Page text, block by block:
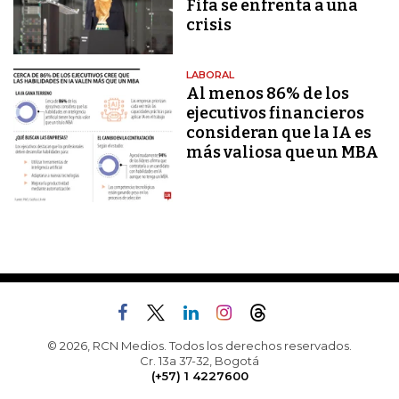
Fifa se enfrenta a una
crisis
LABORAL
Al menos 86% de los
ejecutivos financieros
consideran que la IA es
más valiosa que un MBA
© 2026, RCN Medios. Todos los derechos reservados.
Cr. 13a 37-32, Bogotá
(+57) 1 4227600